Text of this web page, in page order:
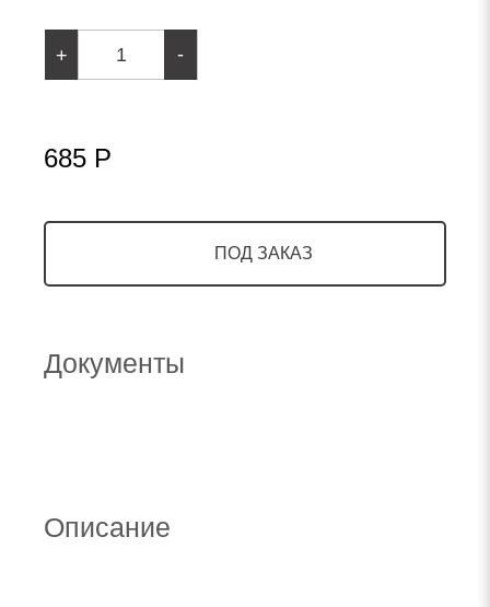
685 Р
-
+
ПОД ЗАКАЗ
Описание
Документы